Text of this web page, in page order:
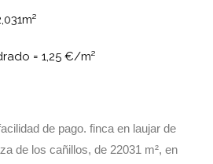
= 1,25 €/m²
de pago. finca en laujar de
de los cañillos, de 22031 m², en